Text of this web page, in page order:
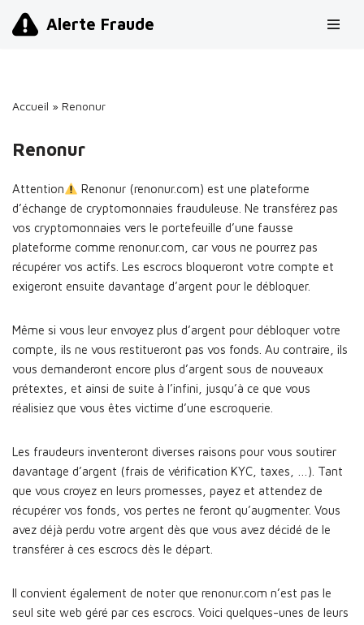
Alerte Fraude
Accueil » Renonur
Renonur
Attention
Renonur (renonur.com) est une plateforme
d’échange de cryptomonnaies frauduleuse. Ne transférez pas
vos cryptomonnaies vers le portefeuille d’une fausse
plateforme comme renonur.com, car vous ne pourrez pas
récupérer vos actifs. Les escrocs bloqueront votre compte et
exigeront ensuite davantage d’argent pour le débloquer.
Même si vous leur envoyez plus d’argent pour débloquer votre
compte, ils ne vous restitueront pas vos fonds. Au contraire, ils
vous demanderont encore plus d’argent sous de nouveaux
prétextes, et ainsi de suite à l’infini, jusqu’à ce que vous
réalisiez que vous êtes victime d’une escroquerie.
Les fraudeurs inventeront diverses raisons pour vous soutirer
davantage d’argent (frais de vérification KYC, taxes, …). Tant
que vous croyez en leurs promesses, payez et attendez de
récupérer vos fonds, vos pertes ne feront qu’augmenter. Vous
avez déjà perdu votre argent dès que vous avez décidé de le
transférer à ces escrocs dès le départ.
Il convient également de noter que renonur.com n’est pas le
seul site web géré par ces escrocs. Voici quelques-unes de leurs